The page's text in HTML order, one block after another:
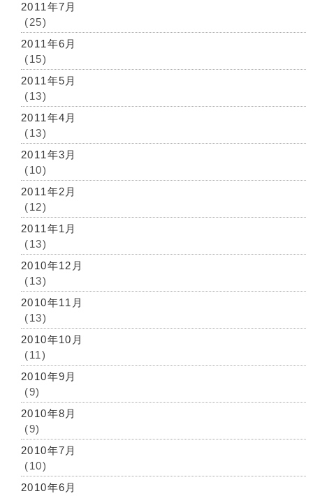
2011年7月
(25)
2011年6月
(15)
2011年5月
(13)
2011年4月
(13)
2011年3月
(10)
2011年2月
(12)
2011年1月
(13)
2010年12月
(13)
2010年11月
(13)
2010年10月
(11)
2010年9月
(9)
2010年8月
(9)
2010年7月
(10)
2010年6月